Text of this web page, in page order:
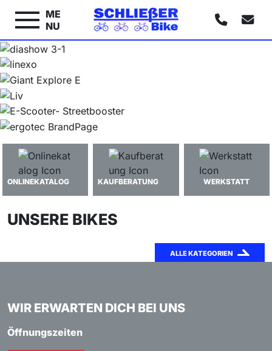
ME
NU
ONLINEKATALOG KAUFBERATUNG WERKSTATT
UNSERE BIKES
ALLE KATEGORIEN
WIR ERWARTEN DICH BEI UNS
Öffnungszeiten